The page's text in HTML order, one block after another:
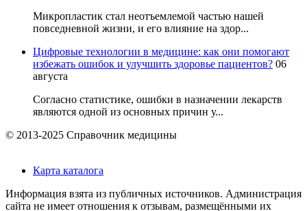
Микропластик стал неотъемлемой частью нашей
повседневной жизни, и его влияние на здор...
Цифровые технологии в медицине: как они помогают
избежать ошибок и улучшить здоровье пациентов? 06
августа
Согласно статистике, ошибки в назначении лекарств
являются одной из основных причин у...
© 2013-2025 Справочник медицины
Карта каталога
Информация взята из публичных источников. Администрация
сайта не имеет отношения к отзывам, размещёнными их